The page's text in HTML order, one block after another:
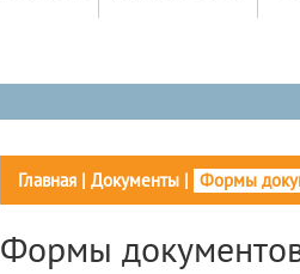
Главная| Документы| Формы
Формы